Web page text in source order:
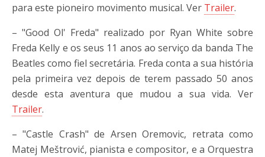
para este pioneiro movimento musical. Ver Trailer.
– "Good Ol' Freda" realizado por Ryan White sobre
Freda Kelly e os seus 11 anos ao serviço da banda The
Beatles como fiel secretária. Freda conta a sua história
pela primeira vez depois de terem passado 50 anos
desde esta aventura que mudou a sua vida. Ver
Trailer.
– "Castle Crash" de Arsen Oremovic, retrata como
Matej Meštrović, pianista e compositor, e a Orquestra